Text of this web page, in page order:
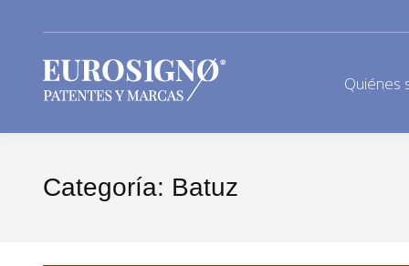
Quiénes
Categoría: Batuz